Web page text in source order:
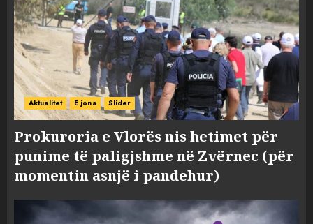
Aktualitet E jona Slider
Prokuroria e Vlorës nis hetimet për
punime të paligjshme në Zvërnec (për
momentin asnjë i pandehur)